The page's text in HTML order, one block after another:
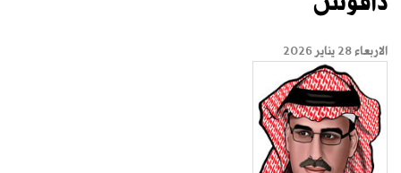
الاربعاء 28 يناير 2026